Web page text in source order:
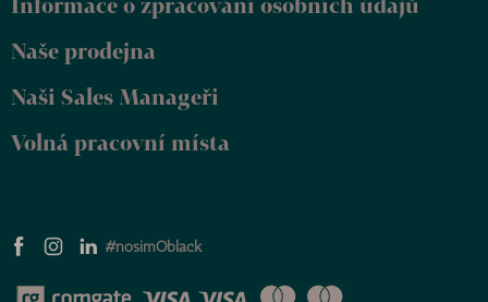
Naše prodejna
Naši Sales Manageři
Volná pracovní místa
#nosimOblack